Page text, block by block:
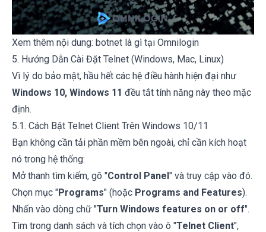
Xem thêm nội dung: botnet là gì tại Omnilogin
5. Hướng Dẫn Cài Đặt Telnet (Windows, Mac, Linux)
Vì lý do bảo mật, hầu hết các hệ điều hành hiện đại như
Windows 10, Windows 11 đều tắt tính năng này theo mặc
định.
5.1. Cách Bật Telnet Client Trên Windows 10/11
Bạn không cần tải phần mềm bên ngoài, chỉ cần kích hoạt
nó trong hệ thống:
Mở thanh tìm kiếm, gõ "Control Panel" và truy cập vào đó.
Chọn mục "Programs" (hoặc Programs and Features).
Nhấn vào dòng chữ "Turn Windows features on or off".
Tìm trong danh sách và tích chọn vào ô "Telnet Client",